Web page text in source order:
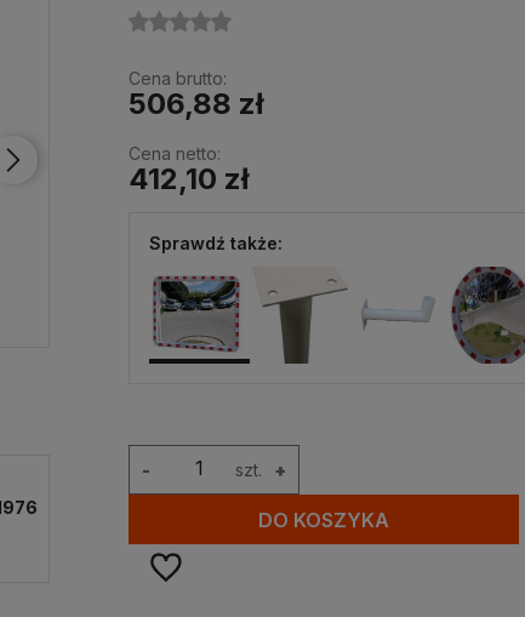
Cena brutto:
506,88 zł
Cena netto:
412,10 zł
Sprawdź także:
szt. +
-
DO KOSZYKA